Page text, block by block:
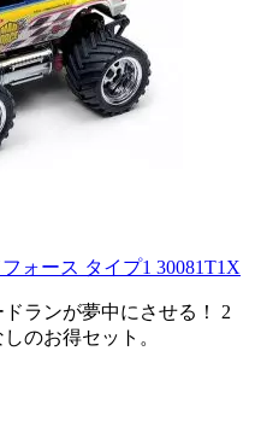
ォース タイプ1 30081T1X
ランが夢中にさせる！ 2
のお得セット。